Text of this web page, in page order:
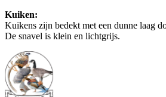
Kuiken:
Kuikens zijn bedekt met een dunne laag
De snavel is klein en lichtgrijs.